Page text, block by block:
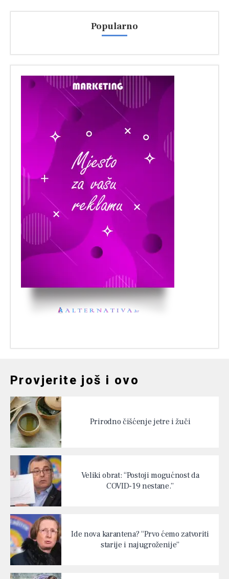
Popularno
Provjerite još i ovo
Prirodno čišćenje jetre i žuči
Veliki obrat: “Postoji mogućnost da
COVID-19 nestane.”
Ide nova karantena? “Prvo ćemo zatvoriti
starije i najugroženije”